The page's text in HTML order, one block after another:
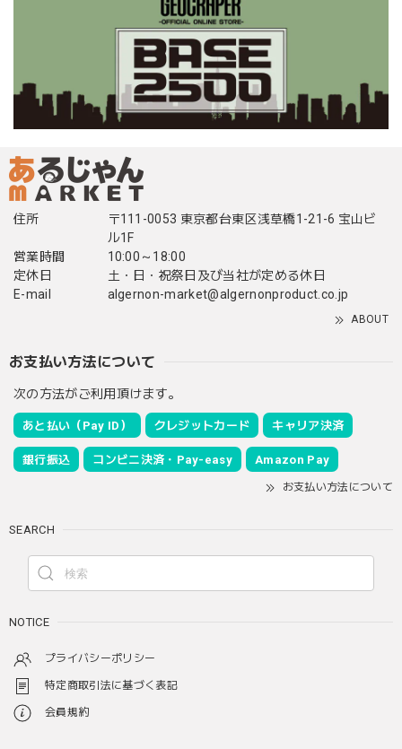
住所
〒111-0053 東京都台東区浅草橋1-21-6 宝山ビ
ル1F
営業時間
10:00～18:00
定休日
土・日・祝祭日及び当社が定める休日
E-mail
algernon-market@algernonproduct.co.jp
ABOUT
お支払い方法について
次の方法がご利用頂けます。
あと払い（Pay ID） クレジットカード キャリア決済
銀行振込 コンビニ決済・Pay-easy Amazon Pay
お支払い方法について
SEARCH
NOTICE
プライバシーポリシー
特定商取引法に基づく表記
会員規約